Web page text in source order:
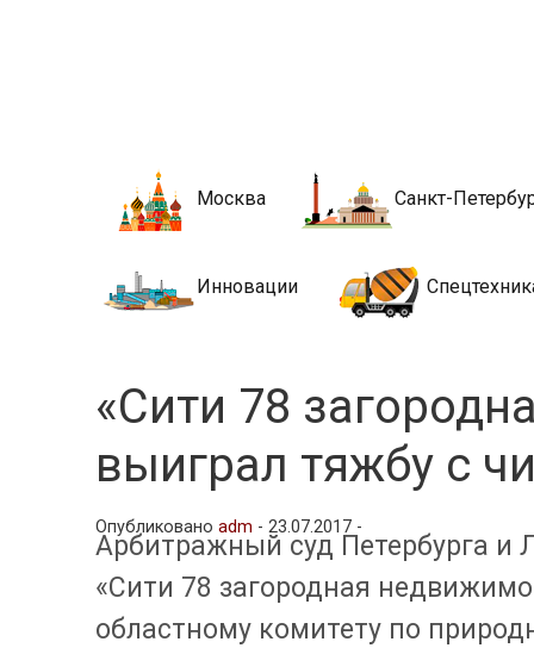
Новости
Москва Санкт-
Инновации
«Сити 78
выиграл тяжбу с
Опубликованоadm -23.07.2017 -
Арбитражный суд Петербурга и
«Сити 78 загородная
областному комитету по